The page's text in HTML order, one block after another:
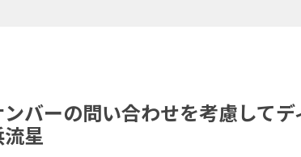
バーの問い合わせを考慮して
星